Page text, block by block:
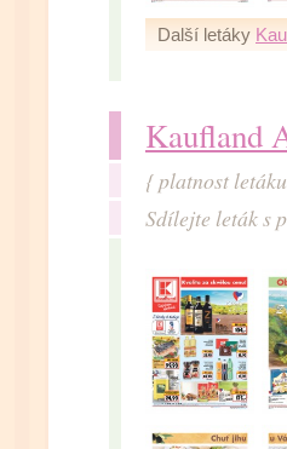
Další letáky
Kaufland
{ platnost
Sdílejte leták s